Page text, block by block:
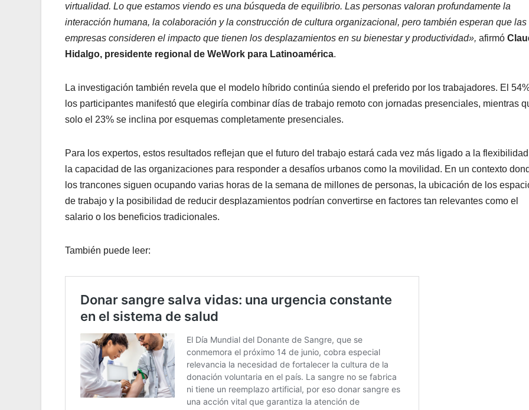
virtualidad. Lo que estamos viendo es una búsqueda de equilibrio. Las personas valoran profundamente la
interacción humana, la colaboración y la construcción de cultura organizacional, pero también esperan que las
empresas consideren el impacto que tienen los desplazamientos en su bienestar y productividad», afirmó
Hidalgo, presidente regional de WeWork para Latinoamérica.
La investigación también revela que el modelo híbrido continúa siendo el preferido por los trabajadores. El
los participantes manifestó que elegiría combinar días de trabajo remoto con jornadas presenciales, mientras
solo el 23% se inclina por esquemas completamente presenciales.
Para los expertos, estos resultados reflejan que el futuro del trabajo estará cada vez más ligado a la
la capacidad de las organizaciones para responder a desafíos urbanos como la movilidad. En un contexto
los trancones siguen ocupando varias horas de la semana de millones de personas, la ubicación de los
de trabajo y la posibilidad de reducir desplazamientos podrían convertirse en factores tan relevantes como el
salario o los beneficios tradicionales.
También puede leer: